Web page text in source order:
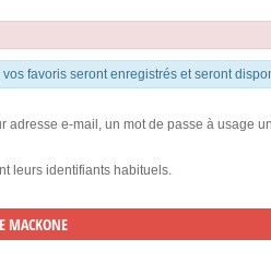
favoris seront enregistrés et seront
e-mail, un mot de passe à usage
leurs identifiants habituels.